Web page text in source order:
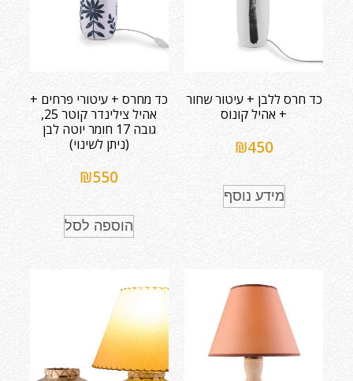
כד חרס ללבן + עיטור שחור
+ אהיל קונוס
₪450
מידע נוסף
כד מחרס + עיטורי פרחים +
אהיל צילינדר קוטר 25,
גובה 17 חומר יוטה לבן
(ניתן לשינוי)
₪550
הוספה לסל